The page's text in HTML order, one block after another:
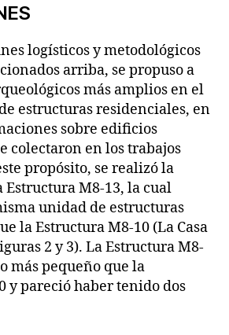
logísticos y metodológicos
arriba, se propuso a
más amplios en el
estructuras residenciales, en
sobre edificios
colectaron en los trabajos
propósito, se realizó la
Estructura M8-13, la cual
unidad de estructuras
la Estructura M8-10 (La Casa
2 y 3). La Estructura M8-
más pequeño que la
y pareció haber tenido dos